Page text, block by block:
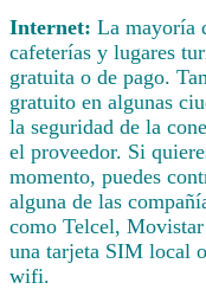
Internet: La mayoría
cafeterías y lugares
gratuita o de pago.
gratuito en algunas
la seguridad de la
el proveedor. Si
momento, puedes
alguna de las
como Telcel,
una tarjeta SIM local
wifi.